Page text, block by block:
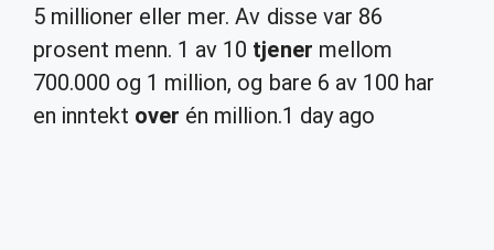
5 millioner eller mer. Av disse var 86
prosent menn. 1 av 10 tjener mellom
700.000 og 1 million, og bare 6 av 100 har
en inntekt over én million.1 day ago